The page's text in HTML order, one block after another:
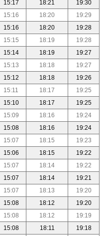
15:17 18:21
19:30
15:16 18:20
19:29
15:16 18:20
19:28
15:15 18:19
19:28
15:14 18:19
19:27
15:13 18:18
19:27
15:12 18:18
19:26
15:11 18:17
19:25
15:10 18:17
19:25
15:09 18:16
19:24
15:08 18:16
19:24
15:07 18:15
19:23
15:06 18:15
19:22
15:07 18:14
19:22
15:07 18:14
19:21
15:07 18:13
19:20
15:08 18:12
19:20
15:08 18:12
19:19
15:08 18:11
19:18